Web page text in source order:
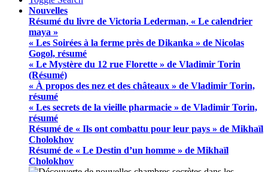
Nouvelles
Résumé du livre de Victoria Lederman, « Le calendrier
maya »
« Les Soirées à la ferme près de Dikanka » de Nicolas
Gogol, résumé
« Le Mystère du 12 rue Florette » de Vladimir Torin
(Résumé)
« À propos des nez et des châteaux » de Vladimir Torin,
résumé
« Les secrets de la vieille pharmacie » de Vladimir Torin,
résumé
Résumé de « Ils ont combattu pour leur pays » de Mikhaïl
Cholokhov
Résumé de « Le Destin d’un homme » de Mikhaïl
Cholokhov